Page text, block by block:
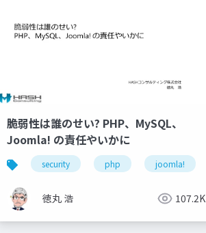
脆弱性は誰のせい? PHP、MySQL、
Joomla! の責任やいかに
security php joomla!
徳丸 浩 107.2K